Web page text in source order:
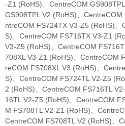
-Z1 (RoHS)、CentreCOM
GS908TPL V2 (RoHS)、
ntreCOM FS724TX V3-Z5 (RoHS)
S)、CentreCOM FS716TX V3-Z1
V3-Z5 (RoHS)、CentreCOM
708XL V3-Z1 (RoHS)、CentreCOM
reCOM FS708XL V3 (RoHS)、
S)、CentreCOM FS724TL V2-Z5
2 (RoHS)、CentreCOM FS716TL
16TL V2-Z5 (RoHS)、CentreCOM
M FS708TL V2-Z1 (RoHS)、
CentreCOM FS708TL V2 (RoHS)、